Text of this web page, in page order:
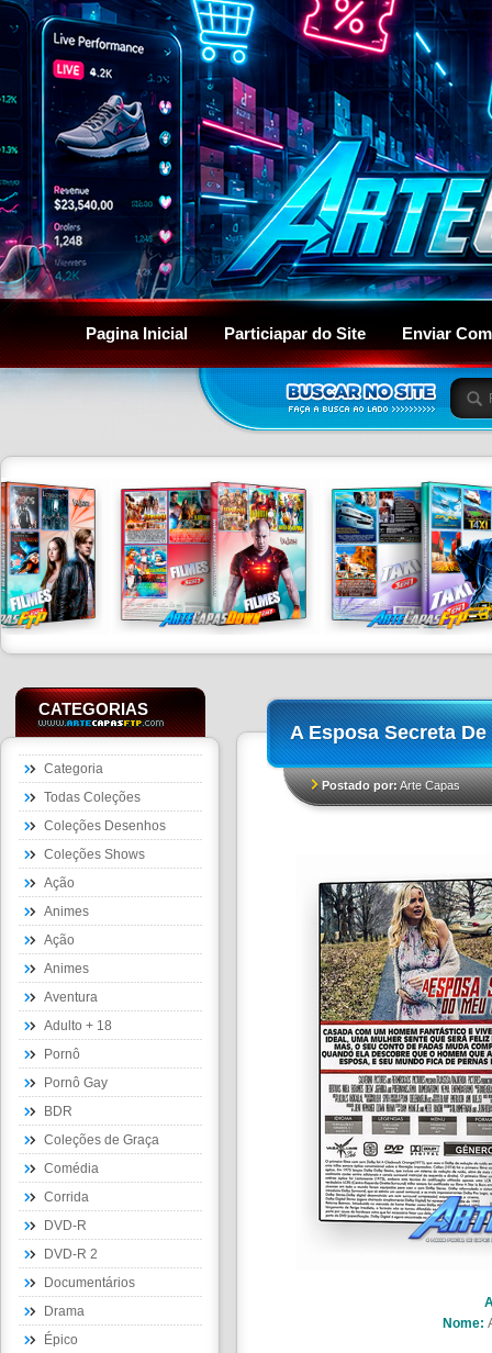
Pagina Inicial Particiapar do Site Enviar
CATEGORIAS
Categoria
Todas Coleções
Coleções Desenhos
Coleções Shows
Ação
Animes
Ação
Animes
Aventura
Adulto + 18
Pornô
Pornô Gay
BDR
Coleções de Graça
Comédia
Corrida
DVD-R
DVD-R 2
Documentários
Drama
Épico
A Esposa Secreta
Postado por:Arte Capas
Nome: